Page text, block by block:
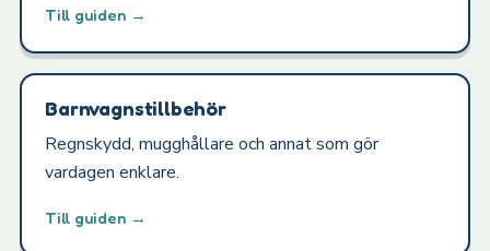
Till guiden →
Barnvagnstillbehör
Regnskydd, mugghållare och annat som gör
vardagen enklare.
Till guiden →